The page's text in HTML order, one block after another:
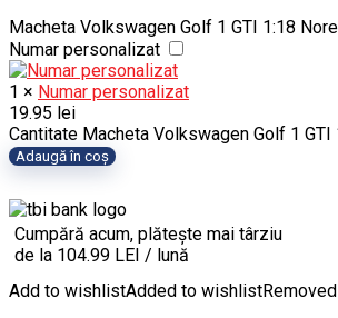
Macheta Volkswagen Golf 1 GTI 1:18
Numar personalizat
1 × Numar personalizat
19.95 lei
Cantitate Macheta Volkswagen Golf 1 GTI
Adaugă în coș
Cumpără acum, plătește mai târziu
de la 104.99 LEI / lună
Add to wishlistAdded to wishlist